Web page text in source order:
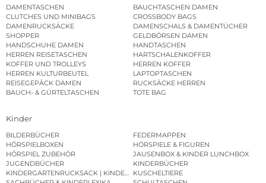
DAMENTASCHEN
BAUCHTASCHEN DAMEN
CLUTCHES UND MINIBAGS
CROSSBODY BAGS
DAMENRUCKSÄCKE
DAMENSCHALS & DAMENTÜCHER
SHOPPER
GELDBÖRSEN DAMEN
HANDSCHUHE DAMEN
HANDTASCHEN
HERREN REISETASCHEN
HARTSCHALENKOFFER
KOFFER UND TROLLEYS
HERREN KOFFER
HERREN KULTURBEUTEL
LAPTOPTASCHEN
REISEGEPÄCK DAMEN
RUCKSÄCKE HERREN
BAUCH- & GÜRTELTASCHEN
TOTE BAG
Kinder
BILDERBÜCHER
FEDERMAPPEN
HÖRSPIELBOXEN
HÖRSPIELE & FIGUREN
HÖRSPIEL ZUBEHÖR
JAUSENBOX & KINDER LUNCHBOX
JUGENDBÜCHER
KINDERBÜCHER
KINDERGARTENRUCKSACK | KINDERGARTENBEUTEL
KUSCHELTIERE